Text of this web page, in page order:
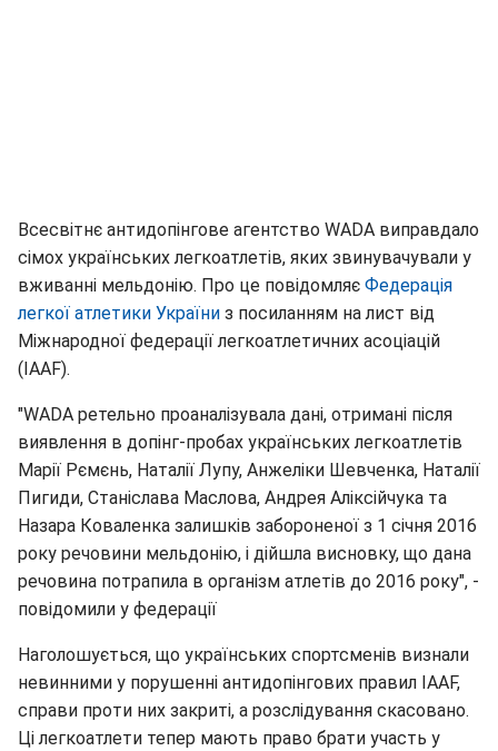
Всесвітнє антидопінгове агентство WADA виправдало
сімох українських легкоатлетів, яких звинувачували у
вживанні мельдонію. Про це повідомляє Федерація
легкої атлетики України з посиланням на лист від
Міжнародної федерації легкоатлетичних асоціацій
(IAAF).
"WADA ретельно проаналізувала дані, отримані після
виявлення в допінг-пробах українських легкоатлетів
Марії Рємєнь, Наталії Лупу, Анжеліки Шевченка, Наталії
Пигиди, Станіслава Маслова, Андрея Аліксійчука та
Назара Коваленка залишків забороненої з 1 січня 2016
року речовини мельдонію, і дійшла висновку, що дана
речовина потрапила в організм атлетів до 2016 року", -
повідомили у федерації
Наголошується, що українських спортсменів визнали
невинними у порушенні антидопінгових правил IAAF,
справи проти них закриті, а розслідування скасовано.
Ці легкоатлети тепер мають право брати участь у